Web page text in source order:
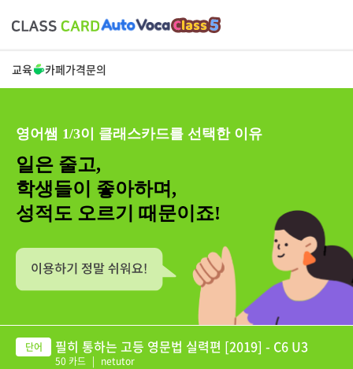
교육 카페가격문의
영어쌤 1/3이 클래스카드를 선택한 이유
일은 줄고,
학생들이 좋아하며,
성적도 오르기 때문이죠!
필히 통하는 고등 영문법 실력편 [2019] - C6 U3
50 카드 | netutor